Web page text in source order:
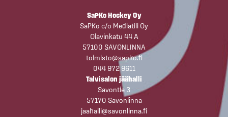
SaPKo Hockey Oy
SaPKo c/o Mediatili Oy
Olavinkatu 44 A
57100 SAVONLINNA
toimisto@sapko.fi
044 972 9611
Talvisalon jäähalli
Savontie 3
57170 Savonlinna
jaahalli@savonlinna.fi